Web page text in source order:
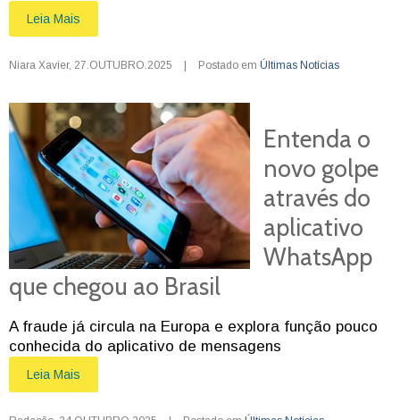
Leia Mais
Niara Xavier, 27.OUTUBRO.2025 | Postado em Últimas Notícias
Entenda o
novo golpe
através do
aplicativo
WhatsApp
que chegou ao Brasil
A fraude já circula na Europa e explora função pouco
conhecida do aplicativo de mensagens
Leia Mais